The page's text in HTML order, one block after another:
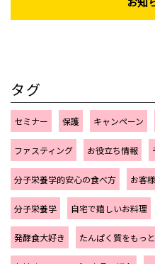
タグ
セミナー 保護 キャンペーン
ファスティング お役立ち情報
分子栄養学的安心の食べ方 お客
分子栄養学 自宅で嬉しいお料理
発酵食大好き たんぱく質をもっ